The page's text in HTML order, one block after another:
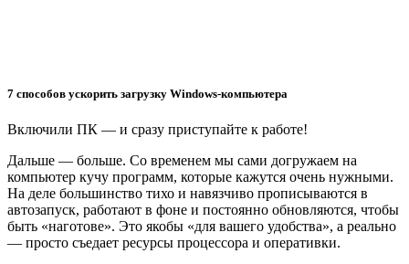
7 способов ускорить загрузку Windows-компьютера
Включили ПК — и сразу приступайте к работе!
Дальше — больше. Со временем мы сами догружаем на
компьютер кучу программ, которые кажутся очень нужными.
На деле большинство тихо и навязчиво прописываются в
автозапуск, работают в фоне и постоянно обновляются, чтобы
быть «наготове». Это якобы «для вашего удобства», а реально
— просто съедает ресурсы процессора и оперативки.